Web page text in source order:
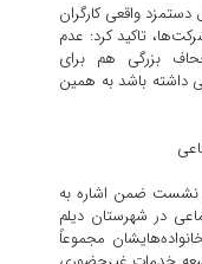
دستمزد واقعی کارگران
تاکید کرد: عدم
بزرگی هم برای
داشته باشد به همین
نشست ضمن اشاره به
در شهرستان دیلم
که با خانواده‌هایشان مجموعاً